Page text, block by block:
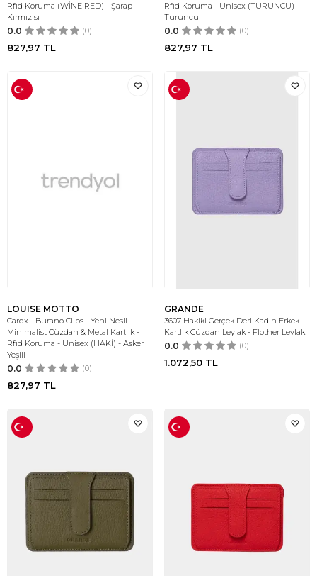
Rfıd Koruma (WİNE RED) - Şarap
Kırmızısı
0.0 (0)
827,97 TL
Rfıd Koruma - Unisex (TURUNCU) -
Turuncu
0.0 (0)
827,97 TL
LOUISE MOTTO
Cardx - Burano Clips - Yeni Nesil
Minimalist Cüzdan & Metal Kartlık -
Rfıd Koruma - Unisex (HAKİ) - Asker
Yeşili
0.0 (0)
827,97 TL
GRANDE
3607 Hakiki Gerçek Deri Kadın Erkek
Kartlık Cüzdan Leylak - Flother Leylak
0.0 (0)
1.072,50 TL